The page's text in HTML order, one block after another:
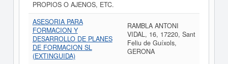
PROPIOS O AJENOS, ETC.
ASESORIA PARA
FORMACION Y
DESARROLLO DE PLANES
DE FORMACION SL
(EXTINGUIDA)
RAMBLA ANTONI
VIDAL, 16, 17220, Sant
Feliu de Guíxols,
GERONA